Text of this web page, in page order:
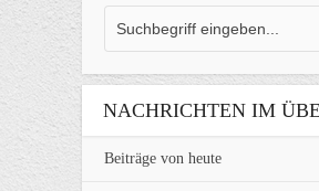
NACHRICHTEN IM
Beiträge von heute